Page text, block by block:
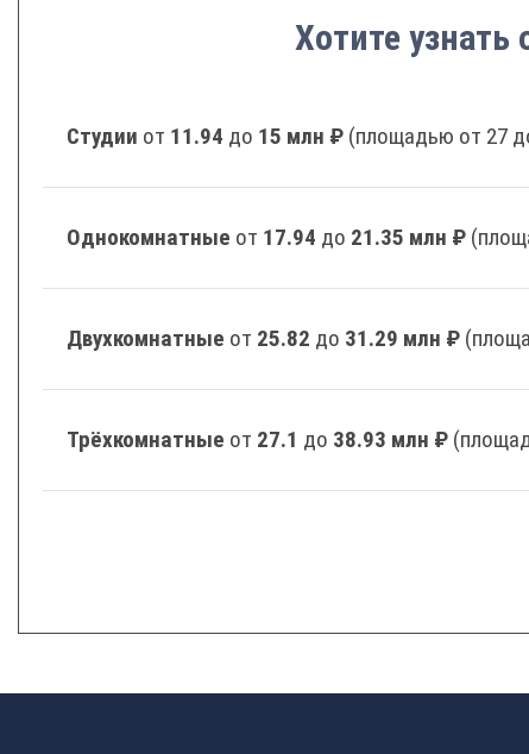
Хотите узнать
Студии от 11.94 до 15 млн ₽ (площадью от 27
Однокомнатные от 17.94 до 21.35 млн ₽
Двухкомнатные от 25.82 до 31.29 млн ₽
Трёхкомнатные от 27.1 до 38.93 млн ₽